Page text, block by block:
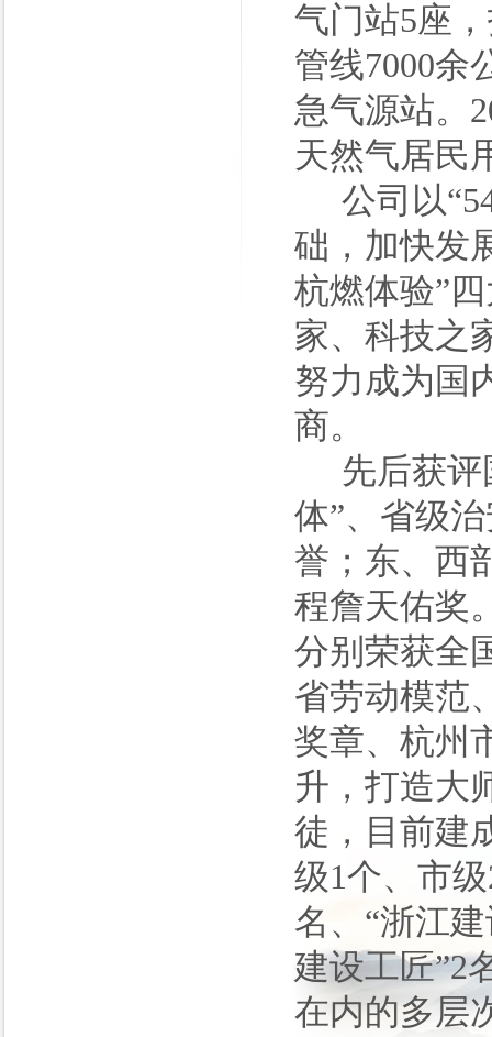
气门站5座
管线7000余
急气源站。
天然气居民
公司以
础，加快发
杭燃体验”
家、科技之
努力成为国
商。
先后获
体”、省级
誉；东、西
程詹天佑奖
分别荣获全
省劳动模范
奖章、杭州
升，打造大
徒，目前建
级1个、市
名、“浙江
建设工匠”2
在内的多层